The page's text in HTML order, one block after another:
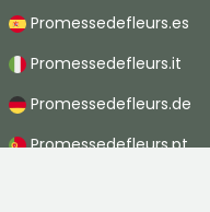
Promessedefleurs.es
Promessedefleurs.it
Promessedefleurs.de
Promessedefleurs.pt